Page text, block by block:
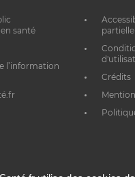
santé
l’information
partielle
Crédits